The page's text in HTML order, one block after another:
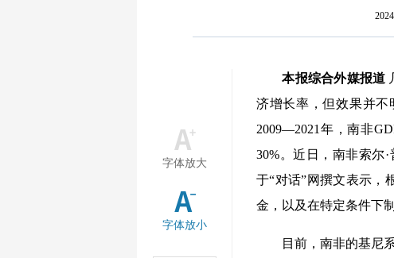
字体放大
字体放小
本报综合外媒报道
济增长率，但效果并不
2009—2021年，南非
30%。近日，南非索尔·
于“对话”网撰文表示，
金，以及在特定条件下
目前，南非的基尼系